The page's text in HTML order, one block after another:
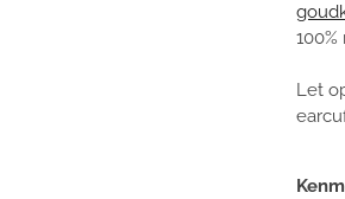
100%
Let